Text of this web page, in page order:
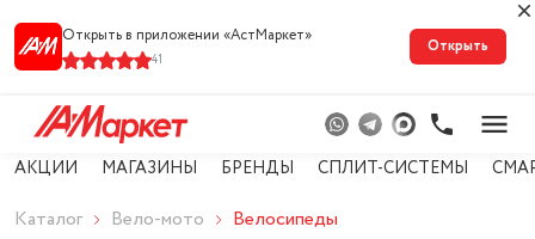
Открыть в приложении «АстМарке‪т‬»
41
Открыть
АКЦИИ МАГАЗИНЫ БРЕНДЫ СПЛИТ-СИСТЕМЫ
Каталог Вело-мото Велосипеды